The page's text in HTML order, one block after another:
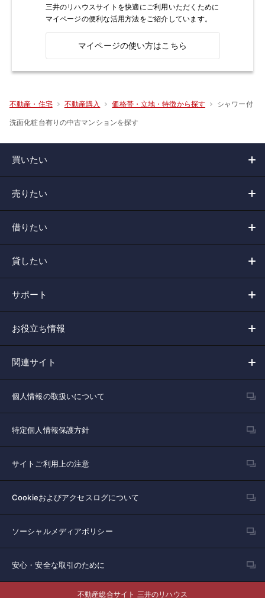
三井のリハウスサイトを快適にご利用いただくために
マイページの便利な活用方法をご紹介しています。
マイページの使い方はこちら
不動産・住宅 不動産購入 価格帯・立地・特徴から探す シャワー付
洗面化粧台有りの中古マンションを探す
買いたい
売りたい
借りたい
貸したい
サポート
お役立ち情報
関連サイト
個人情報の取扱いについて
特定個人情報保護方針
サイトご利用上の注意
Cookieおよびアクセスログについて
ソーシャルメディアポリシー
安心・安全な取引のために
不動産総合サイト 三井のリハウス